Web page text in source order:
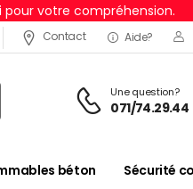
pour votre compréhension.
Contact Aide?
Une question?
071/74.29.44
béton Sécurité